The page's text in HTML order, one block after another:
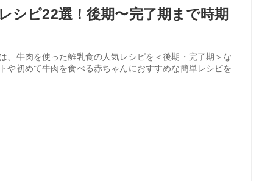
シピ22選！後期〜完了期まで時期
、牛肉を使った離乳食の人気レシピを＜後期・完了期＞な
や初めて牛肉を食べる赤ちゃんにおすすめな簡単レシピを